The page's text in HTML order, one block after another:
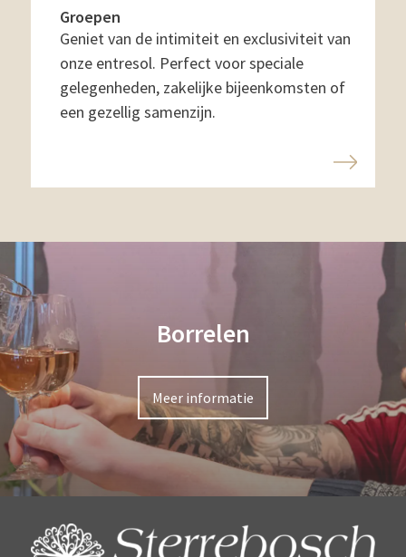
Groepen
Geniet van de intimiteit en exclusiviteit van
onze entresol. Perfect voor speciale
gelegenheden, zakelijke bijeenkomsten of
een gezellig samenzijn.
Borrelen
Meer informatie